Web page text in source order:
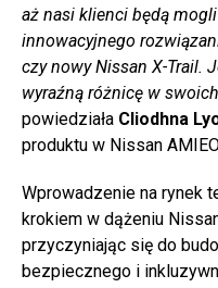
aż nasi klienci będą
innowacyjnego
czy nowy Nissan X-Trail.
wyraźną różnicę w
powiedziała Cliodhna
produktu w Nissan
Wprowadzenie na rynek
krokiem w dążeniu
przyczyniając się do
bezpiecznego i